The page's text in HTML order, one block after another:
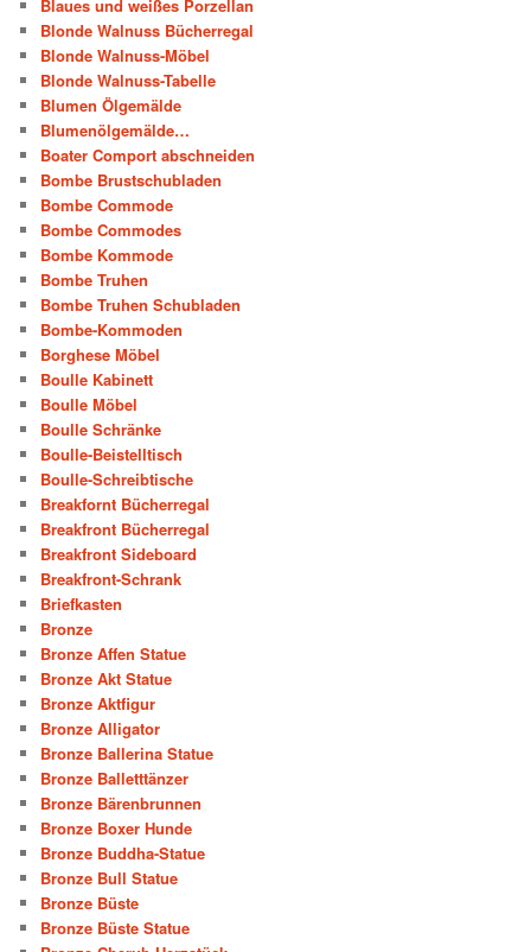
Blaues und weißes Porzellan
Blonde Walnuss Bücherregal
Blonde Walnuss-Möbel
Blonde Walnuss-Tabelle
Blumen Ölgemälde
Blumenölgemälde…
Boater Comport abschneiden
Bombe Brustschubladen
Bombe Commode
Bombe Commodes
Bombe Kommode
Bombe Truhen
Bombe Truhen Schubladen
Bombe-Kommoden
Borghese Möbel
Boulle Kabinett
Boulle Möbel
Boulle Schränke
Boulle-Beistelltisch
Boulle-Schreibtische
Breakfornt Bücherregal
Breakfront Bücherregal
Breakfront Sideboard
Breakfront-Schrank
Briefkasten
Bronze
Bronze Affen Statue
Bronze Akt Statue
Bronze Aktfigur
Bronze Alligator
Bronze Ballerina Statue
Bronze Balletttänzer
Bronze Bärenbrunnen
Bronze Boxer Hunde
Bronze Buddha-Statue
Bronze Bull Statue
Bronze Büste
Bronze Büste Statue